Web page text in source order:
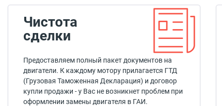
Чистота
сделки
Предоставляем полный пакет документов на
двигатели. К каждому мотору прилагается ГТД
(Грузовая Таможенная Декларация) и договор
купли продажи - у Вас не возникнет проблем при
оформлении замены двигателя в ГАИ.